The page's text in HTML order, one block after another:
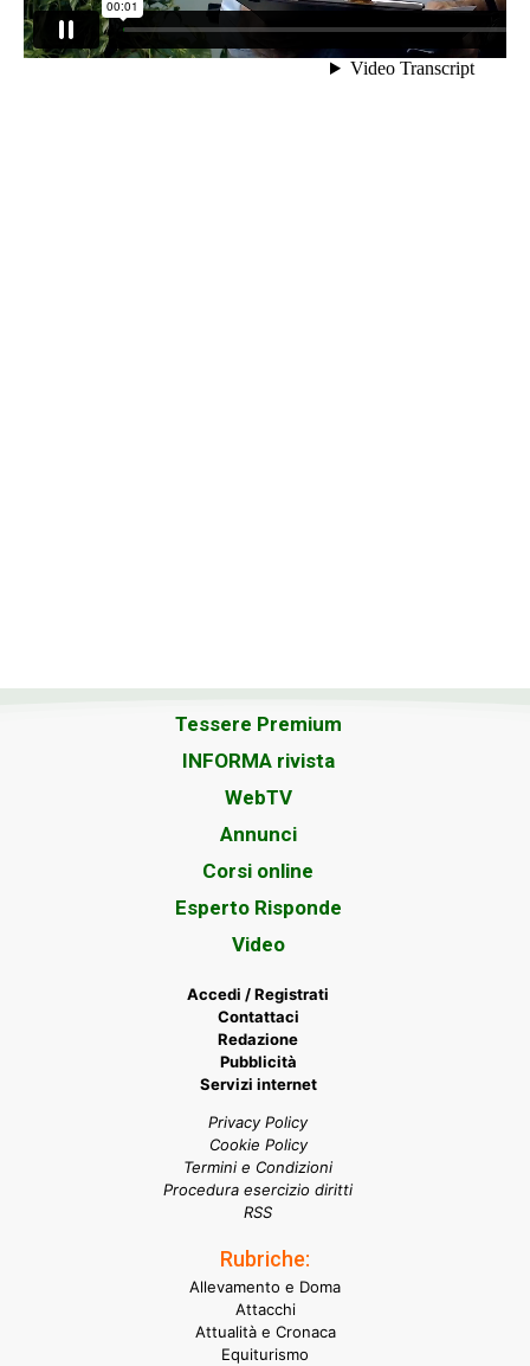
Tessere Premium
INFORMA rivista
WebTV
Annunci
Corsi online
Esperto Risponde
Video
Accedi / Registrati
Contattaci
Redazione
Pubblicità
Servizi internet
Privacy Policy
Cookie Policy
Termini e Condizioni
Procedura esercizio diritti
RSS
Rubriche:
Allevamento e Doma
Attacchi
Attualità e Cronaca
Equiturismo